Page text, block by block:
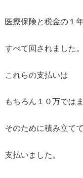
医療保険と税金の１
すべて回されました。
これらの支払いは
もちろん１０万では
そのために積み立て
支払いました。